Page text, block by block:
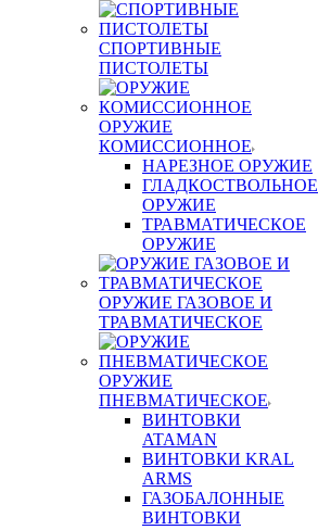
СПОРТИВНЫЕ
ПИСТОЛЕТЫ
ОРУЖИЕ
КОМИССИОННОЕ
НАРЕЗНОЕ ОРУЖИЕ
ГЛАДКОСТВОЛЬНОЕ
ОРУЖИЕ
ТРАВМАТИЧЕСКОЕ
ОРУЖИЕ
ОРУЖИЕ ГАЗОВОЕ И
ТРАВМАТИЧЕСКОЕ
ОРУЖИЕ
ПНЕВМАТИЧЕСКОЕ
ВИНТОВКИ
ATAMAN
ВИНТОВКИ KRAL
ARMS
ГАЗОБАЛОННЫЕ
ВИНТОВКИ